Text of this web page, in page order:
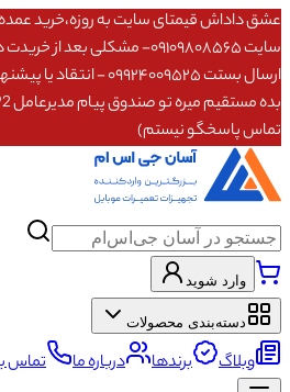
عشق داداش قیمتای سایت به روزه،خرید
ارسال بستت
تماس پاسخگو نیستم)
وارد شوید
دسته‌بندی محصولات
وبلاگ برندها درباره ما تماس